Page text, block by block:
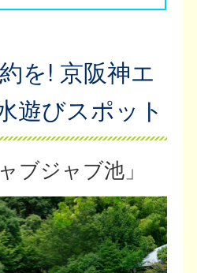
を! 京阪神エ
遊びスポット
ブジャブ池」